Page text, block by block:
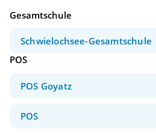
Gesamtschule
Schwielochsee-Gesamtschule
POS
POS Goyatz
POS